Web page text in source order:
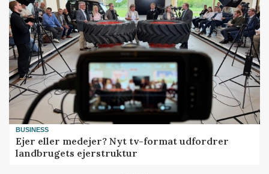
BUSINESS
Ejer eller medejer? Nyt tv-format udfordrer
landbrugets ejerstruktur